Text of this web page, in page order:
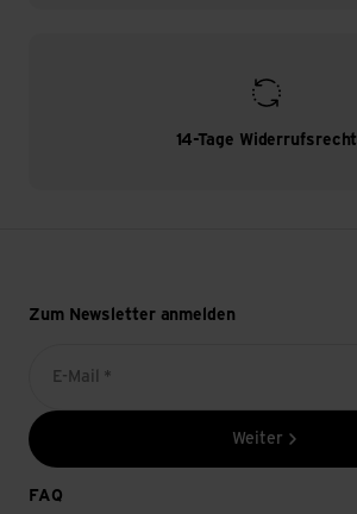
14-Tage Widerrufsrecht
Zum Newsletter anmelden
E-Mail *
Weiter
FAQ